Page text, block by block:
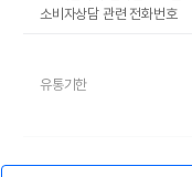
소비자상담 관련 전화번호
유통기한